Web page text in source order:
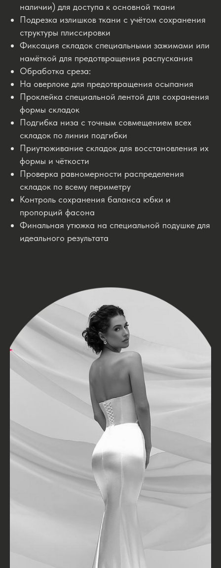
наличии) для доступа к основной ткани
Подрезка излишков ткани с учётом сохранения
структуры плиссировки
Фиксация складок специальными зажимами или
намёткой для предотвращения распускания
Обработка среза:
На оверлоке для предотвращения осыпания
Проклейка специальной лентой для сохранения
формы складок
Подгибка низа с точным совмещением всех
складок по линии подгибки
Приутюживание складок для восстановления их
формы и чёткости
Проверка равномерности распределения
складок по всему периметру
Контроль сохранения баланса юбки и
пропорций фасона
Финальная утюжка на специальной подушке для
идеального результата
КОНТАКТЫ
Свяжитесь с нами любым
удобным способом